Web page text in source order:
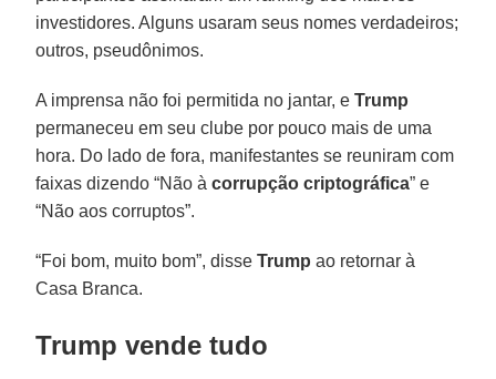
investidores. Alguns usaram seus nomes verdadeiros;
outros, pseudônimos.
A imprensa não foi permitida no jantar, eTrump
permaneceu em seu clube por pouco mais de uma
hora. Do lado de fora, manifestantes se reuniram com
faixas dizendo “Não àcorrupção criptográfica” e
“Não aos corruptos”.
“Foi bom, muito bom”, disseTrump ao retornar à
Casa Branca.
Trump vende tudo